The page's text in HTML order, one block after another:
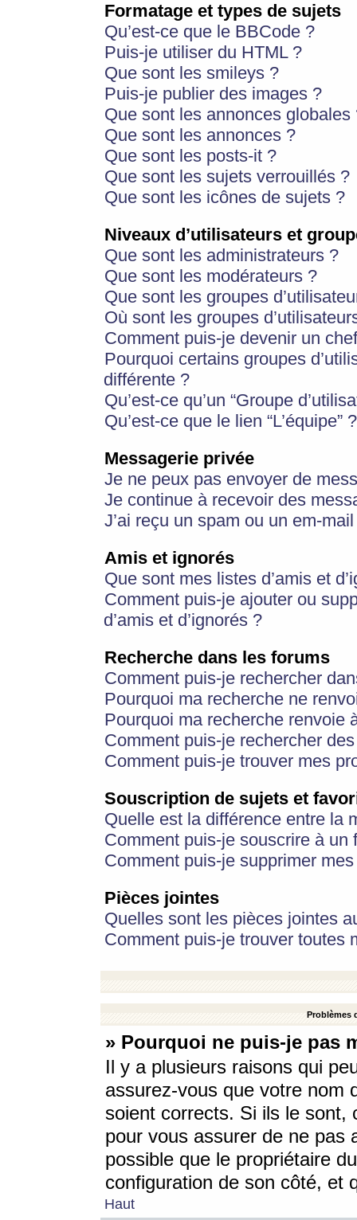
Formatage et types de sujets
Qu’est-ce que le BBCode ?
Puis-je utiliser du HTML ?
Que sont les smileys ?
Puis-je publier des images ?
Que sont les annonces globales
Que sont les annonces ?
Que sont les posts-it ?
Que sont les sujets verrouillés ?
Que sont les icônes de sujets ?
Niveaux d’utilisateurs et
Que sont les administrateurs ?
Que sont les modérateurs ?
Que sont les groupes
Où sont les groupes
Comment puis-je devenir un
Pourquoi certains groupes
différente ?
Qu’est-ce qu’un “Groupe
Qu’est-ce que le lien “L’équipe” ?
Messagerie privée
Je ne peux pas envoyer de
Je continue à recevoir des
J’ai reçu un spam ou un em-
Amis et ignorés
Que sont mes listes d’amis et
Comment puis-je ajouter ou
d’amis et d’ignorés ?
Recherche dans les forums
Comment puis-je rechercher
Pourquoi ma recherche ne
Pourquoi ma recherche renvoie
Comment puis-je rechercher
Comment puis-je trouver mes
Souscription de sujets et
Quelle est la différence entre la
Comment puis-je souscrire à
Comment puis-je supprimer
Pièces jointes
Quelles sont les pièces jointes
Comment puis-je trouver toutes
Problèmes
» Pourquoi ne puis-je pas
Il y a plusieurs raisons qui
assurez-vous que votre nom
soient corrects. Si ils le sont,
pour vous assurer de ne pas
possible que le propriétaire
configuration de son côté, et
Haut